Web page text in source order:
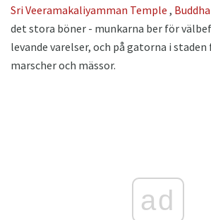
Sri Veeramakaliyamman Temple ,
det stora böner - munkarna ber för
levande varelser, och på gatorna i
marscher och mässor.
ad